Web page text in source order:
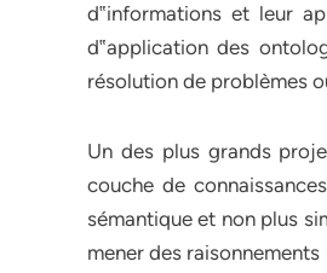
d‟informations et leur
d‟application des
résolution de problèmes
Un des plus grands
couche de
sémantique et non plus
mener des